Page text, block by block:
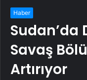
Haber
Sudan’da
Savaş
Artırıyor